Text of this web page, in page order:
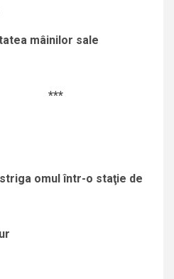
mâinilor sale
omul într-o staţie de